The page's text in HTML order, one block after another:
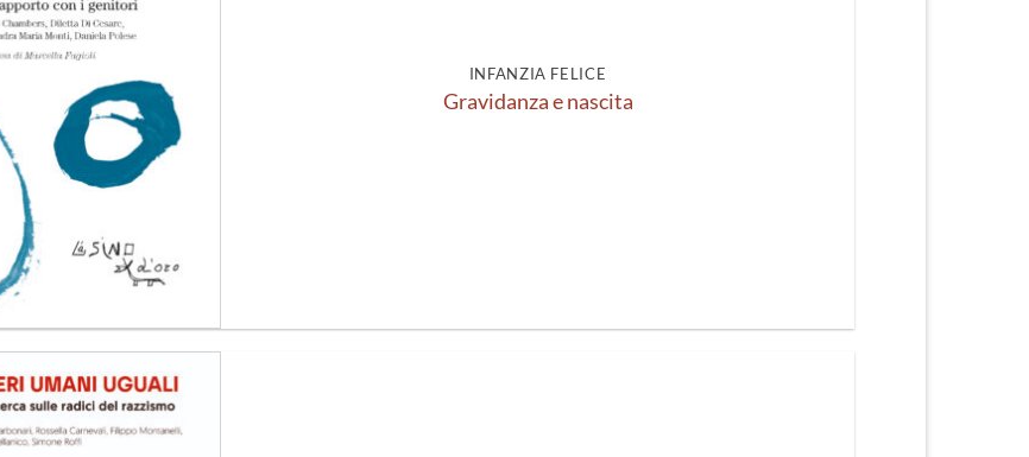
INFANZIA FELICE
Gravidanza e nascita
Aggiungi
alla lista